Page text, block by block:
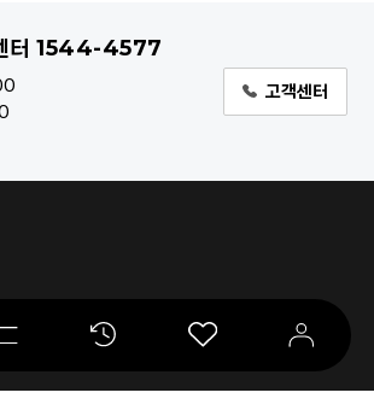
터1544-4577
고객센터
방침 사업자 할인몰 고객센터 회원가입